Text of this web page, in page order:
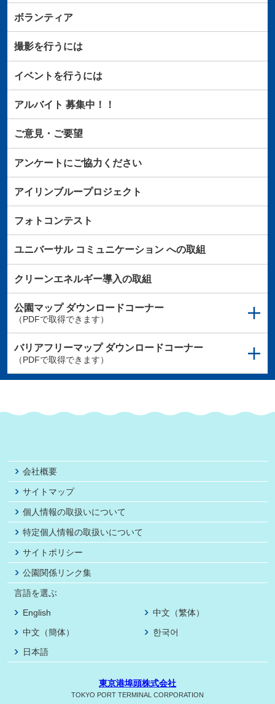
ボランティア
撮影を行うには
イベントを行うには
アルバイト 募集中！！
ご意見・ご要望
アンケートにご協力ください
アイリンブループロジェクト
フォトコンテスト
ユニバーサルコミュニケーションへの取組
クリーンエネルギー導入の取組
公園マップダウンロードコーナー
（PDFで取得できます）
バリアフリーマップダウンロードコーナー
（PDFで取得できます）
会社概要
サイトマップ
個人情報の取扱いについて
特定個人情報の取扱いについて
サイトポリシー
公園関係リンク集
言語を選ぶ
English
中文（繁体）
中文（簡体）
한국어
日本語
東京港埠頭株式会社
TOKYO PORT TERMINAL CORPORATION